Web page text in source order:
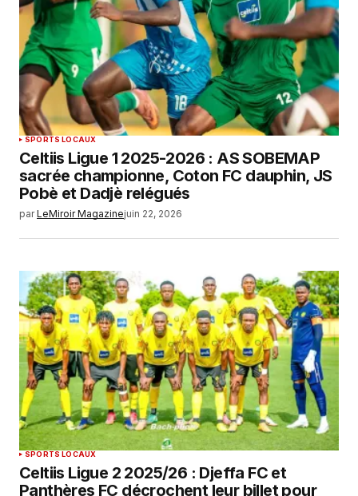
SPORTS LOCAUX
Celtiis Ligue 1 2025-2026 : AS SOBEMAP
sacrée championne, Coton FC dauphin, JS
Pobè et Dadjè relégués
par LeMiroir Magazinejuin 22, 2026
SPORTS LOCAUX
Celtiis Ligue 2 2025/26 : Djeffa FC et
Panthères FC décrochent leur billet pour